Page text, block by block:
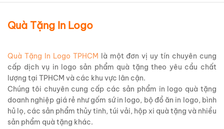
Quà Tặng In Logo
Quà Tặng In Logo TPHCM là một đơn vị uy tín chuyên cung
cấp dịch vụ in logo sản phẩm quà tặng theo yêu cầu chất
lượng tại TPHCM và các khu vực lân cận.
Chúng tôi chuyên cung cấp các sản phẩm in logo quà tặng
doanh nghiệp giá rẻ như gốm sứ in logo, bộ đồ ăn in logo, bình
hủ lọ, các sản phẩm thủy tinh, túi vải, hộp xi quà tặng và nhiều
sản phẩm quà tặng khác.